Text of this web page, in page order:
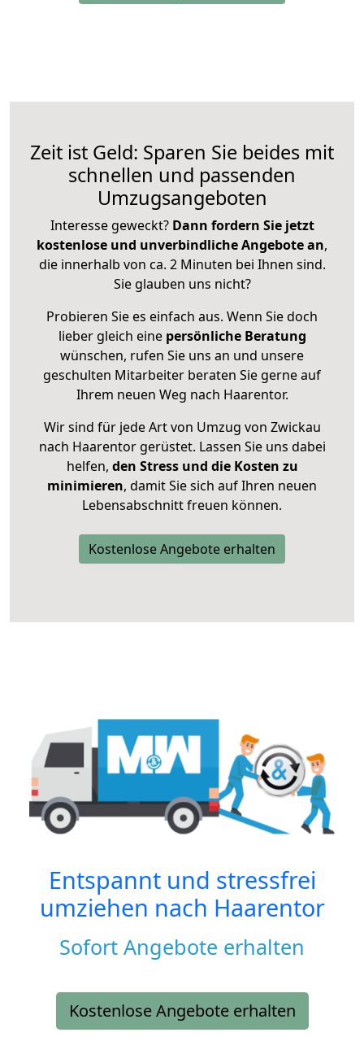
Zeit ist Geld: Sparen Sie beides mit
schnellen und passenden
Umzugsangeboten
Interesse geweckt? Dann fordern Sie jetzt
kostenlose und unverbindliche Angebote an,
die innerhalb von ca. 2 Minuten bei Ihnen sind.
Sie glauben uns nicht?
Probieren Sie es einfach aus. Wenn Sie doch
lieber gleich eine persönliche Beratung
wünschen, rufen Sie uns an und unsere
geschulten Mitarbeiter beraten Sie gerne auf
Ihrem neuen Weg nach Haarentor.
Wir sind für jede Art von Umzug von Zwickau
nach Haarentor gerüstet. Lassen Sie uns dabei
helfen, den Stress und die Kosten zu
minimieren, damit Sie sich auf Ihren neuen
Lebensabschnitt freuen können.
Kostenlose Angebote erhalten
Entspannt und stressfrei
umziehen nach Haarentor
Sofort Angebote erhalten
Kostenlose Angebote erhalten